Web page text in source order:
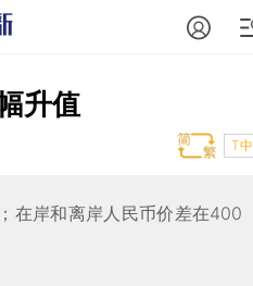
升值
T中
在岸和离岸人民币价差在400